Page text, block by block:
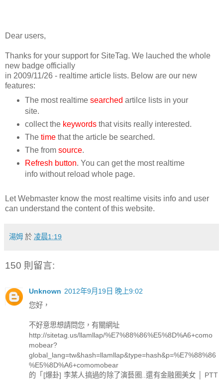
Dear users,
Thanks for your support for SiteTag. We lauched the whole
new badge officially
in 2009/11/26 - realtime article lists. Below are our new
features:
The most realtime searched artilce lists in your
site.
collect the keywordsthat visits really interested.
The timethat the article be searched.
The from source.
Refresh button. You can get the most realtime
info without reload whole page.
Let Webmaster know the most realtime visits info and user
can understand the content of this website.
湯姆 於 凌晨1:19
150 則留言:
Unknown 2012年9月19日 晚上9:02
您好，
不好意思想請問您，有關網址
http://sitetag.us/llamllap/%E7%88%86%E5%8D%A6+como
mobear?
global_lang=tw&hash=llamllap&type=hash&p=%E7%88%86
%E5%8D%A6+comomobear
的「[爆卦] 李某人搞過的除了演藝圈..還有金融圈美女 │ PTT